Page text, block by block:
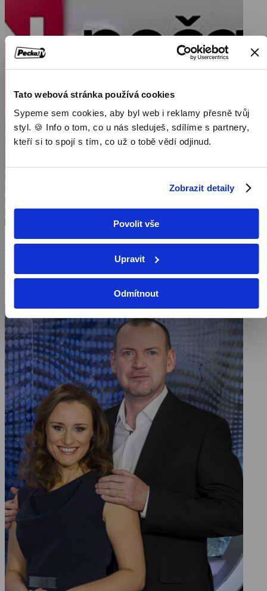
Tato webová stránka používá cookies
Sypeme sem cookies, aby byl web i reklamy přesně tvůj
styl. 🍪 Info o tom, co u nás sleduješ, sdílíme s partnery,
kteří si to spojí s tím, co už o tobě vědí odjinud.
Zobrazit detaily
Povolit vše
Upravit
Odmítnout
Počasí
Publicistické pořady / Pořady / Televizní show